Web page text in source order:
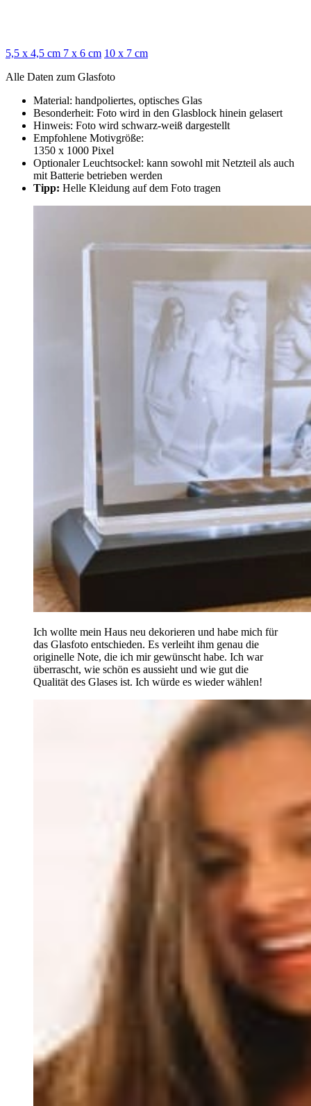
5,5 x 4,5 cm 7 x 6 cm 10 x 7 cm
Alle Daten zum Glasfoto
Material: handpoliertes, optisches Glas
Besonderheit: Foto wird in den Glasblock hinein gelasert
Hinweis: Foto wird schwarz-weiß dargestellt
Empfohlene Motivgröße:
1350 x 1000 Pixel
Optionaler Leuchtsockel: kann sowohl mit Netzteil als auch
mit Batterie betrieben werden
Tipp: Helle Kleidung auf dem Foto tragen
Ich wollte mein Haus neu dekorieren und habe mich für
das Glasfoto entschieden. Es verleiht ihm genau die
originelle Note, die ich mir gewünscht habe. Ich war
überrascht, wie schön es aussieht und wie gut die
Qualität des Glases ist. Ich würde es wieder wählen!